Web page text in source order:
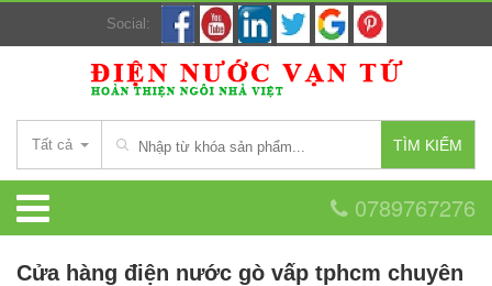
Social:
TÌM KIẾM
Tất cả
0789767276
Cửa hàng điện nước gò vấp tphcm chuyên